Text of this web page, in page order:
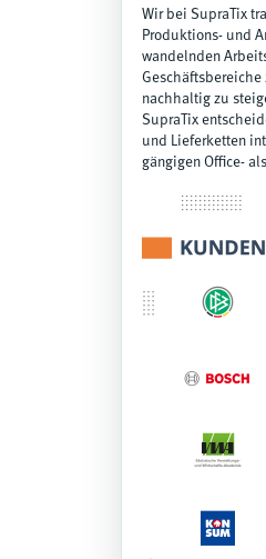
Wir bei SupraTix
Produktions- und
wandelnden
nachhaltig zu
SupraTix
und Lieferketten
gängigen Office-